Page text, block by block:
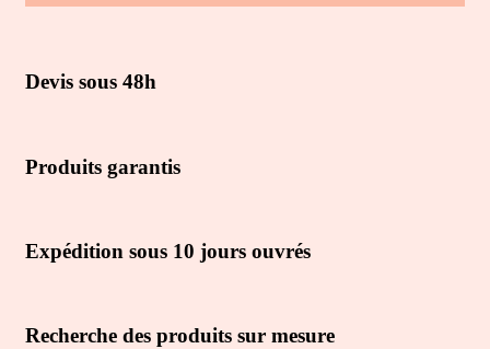
Devis sous 48h
Produits garantis
Expédition sous 10 jours ouvrés
Recherche des produits sur mesure